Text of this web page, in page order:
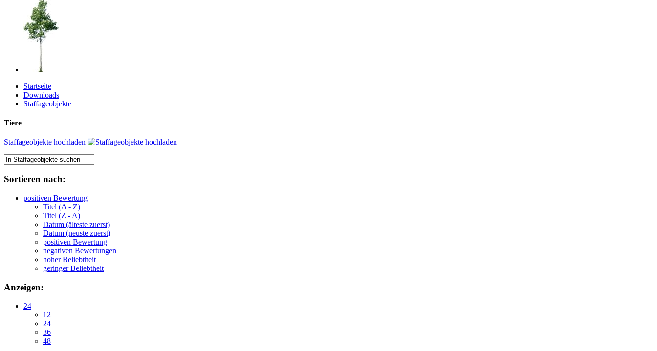
Startseite
Downloads
Staffageobjekte
Tiere
Staffageobjekte hochladen
Sortieren nach:
positiven Bewertung
Titel (A - Z)
Titel (Z - A)
Datum (älteste zuerst)
Datum (neuste zuerst)
positiven Bewertung
negativen Bewertungen
hoher Beliebtheit
geringer Beliebtheit
Anzeigen:
24
12
24
36
48